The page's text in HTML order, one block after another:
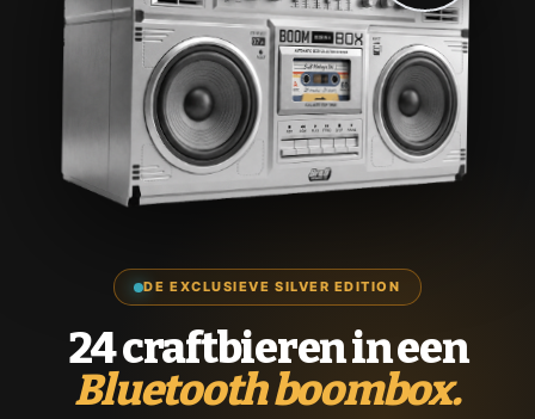
DE EXCLUSIEVE SILVER EDITION
24 craftbieren in een
Bluetooth boombox.